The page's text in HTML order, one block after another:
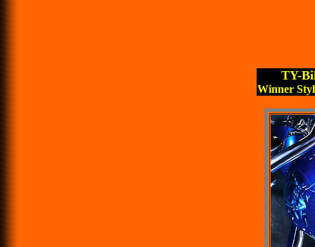
TY-
Winner